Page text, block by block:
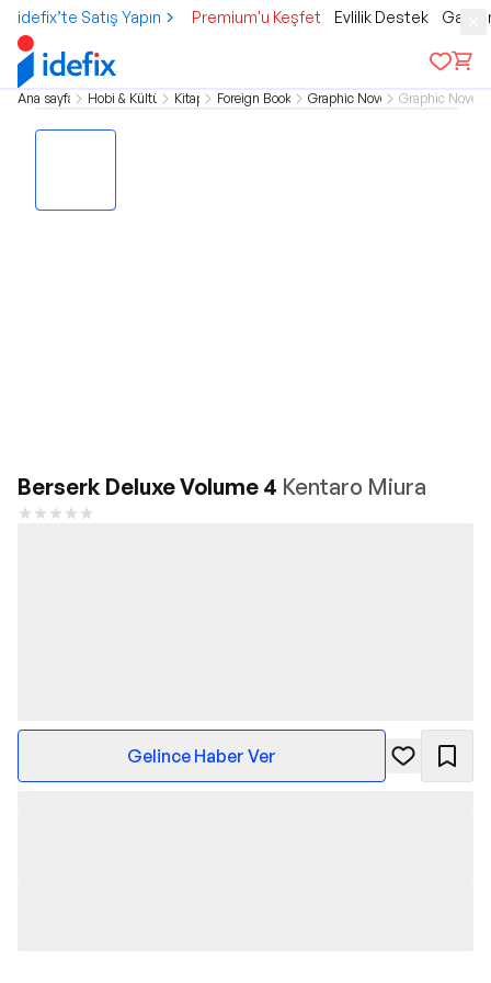
idefix’te Satış Yapın Premium'u Keşfet Evlilik Destek
Ana sayfa Hobi & Kültür Kitap Foreign Books Graphic Novel Graphic Novel
Berserk Deluxe Volume 4 Kentaro Miura
Gelince Haber Ver